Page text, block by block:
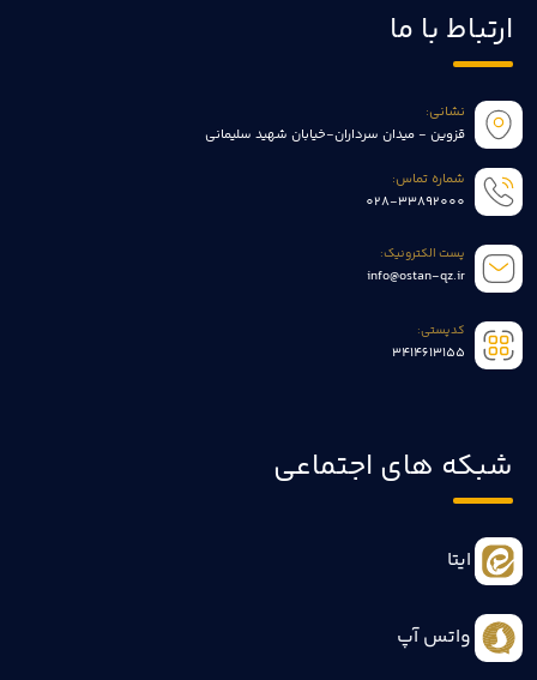
ارتباط با ما
نشانی:
قزوین - میدان سرداران-خیابان شهید سلیمانی
شماره تماس:
028-33892000
پست الکترونیک:
info@ostan-qz.ir
کدپستی:
3414613155
شبکه های اجتماعی
ایتا
واتس آپ